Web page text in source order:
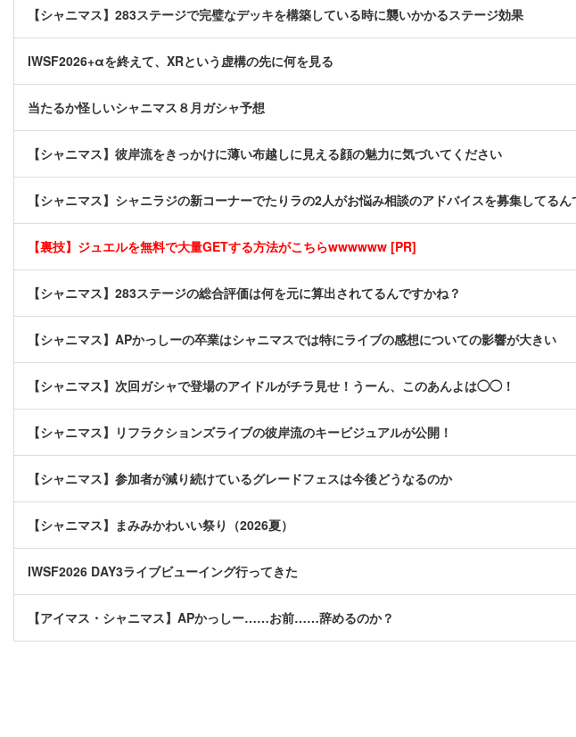
【シャニマス】283ステージで完璧なデッキを構築している時に襲いかかるステージ効果
IWSF2026+αを終えて、XRという虚構の先に何を見る
当たるか怪しいシャニマス８月ガシャ予想
【シャニマス】彼岸流をきっかけに薄い布越しに見える顔の魅力に気づいてください
【シャニマス】シャニラジの新コーナーでたりラの2人がお悩み相談のアドバイスを募集してるん
【裏技】ジュエルを無料で大量GETする方法がこちらwwwwww [PR]
【シャニマス】283ステージの総合評価は何を元に算出されてるんですかね？
【シャニマス】APかっしーの卒業はシャニマスでは特にライブの感想についての影響が大きい
【シャニマス】次回ガシャで登場のアイドルがチラ見せ！うーん、このあんよは◯◯！
【シャニマス】リフラクションズライブの彼岸流のキービジュアルが公開！
【シャニマス】参加者が減り続けているグレードフェスは今後どうなるのか
【シャニマス】まみみかわいい祭り（2026夏）
IWSF2026 DAY3ライブビューイング行ってきた
【アイマス・シャニマス】APかっしー……お前……辞めるのか？